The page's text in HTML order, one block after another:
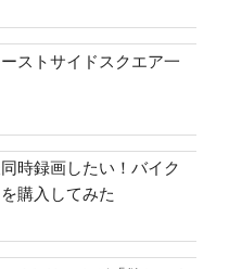
ストサイドスクエア一
時録画したい！バイク
購入してみた